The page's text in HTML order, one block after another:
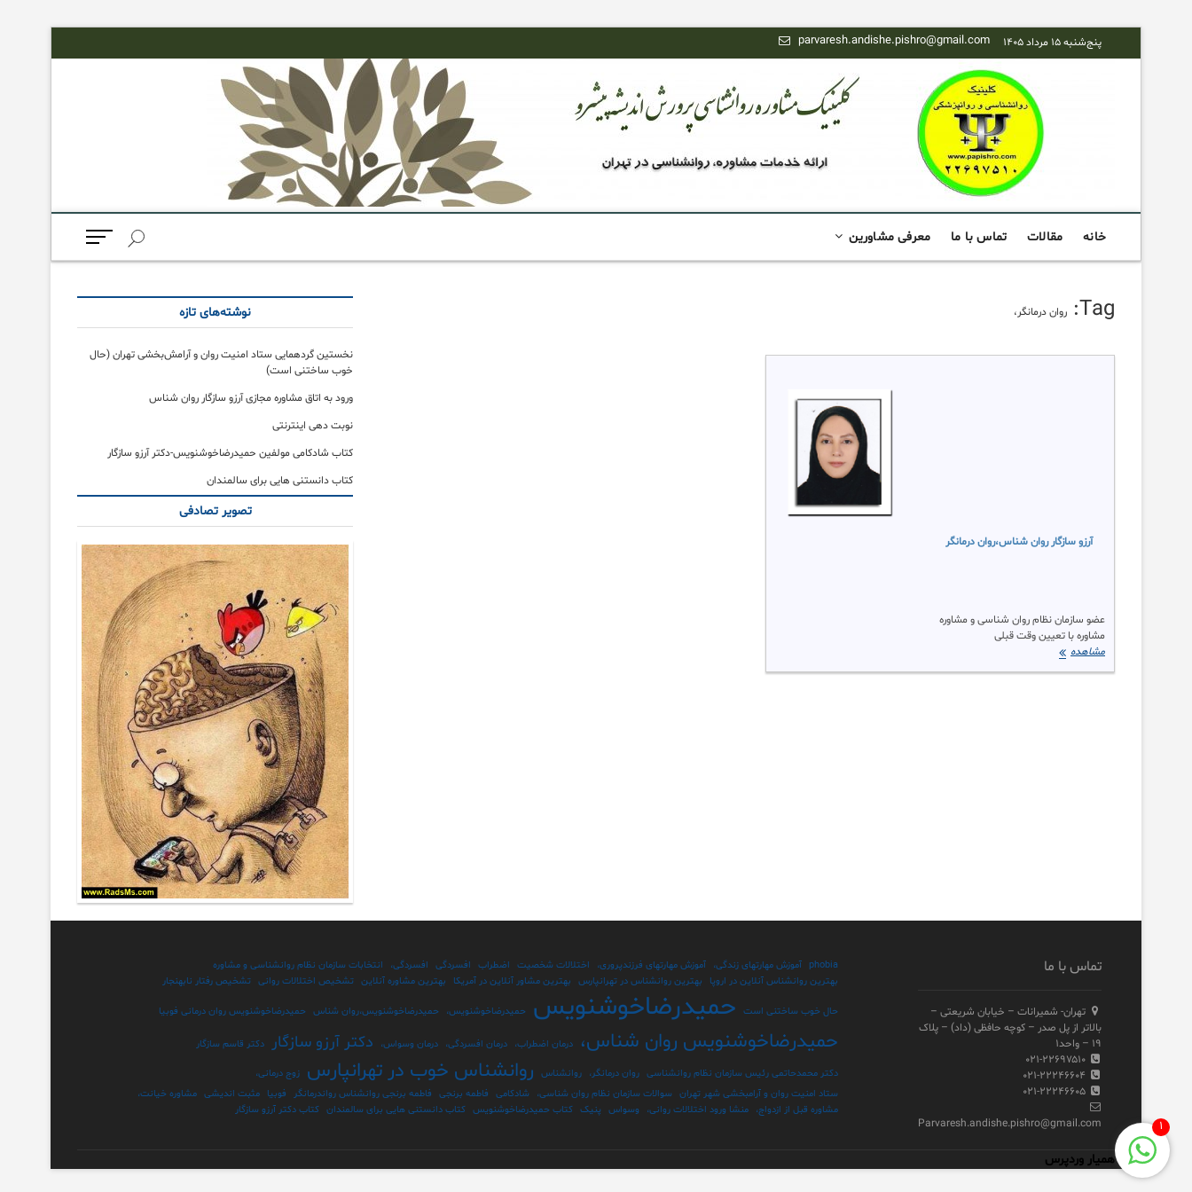
پنج‌شنبه ۱۵ مرداد ۱۴۰۵ parvaresh.andishe.pishro@gmail.com
خانه مقالات تماس با ما معرفی مشاورین
M
B
Tag: روان درمانگر،
آرزو سازگار روان شناس،روان درمانگر
زوج
درمانی،
مشاوره خیانت،
قبل از ازدواج،
عضو سازمان نظام روان شناسی و مشاوره
مشاوره با تعیین وقت قبلی
مشاهده آرزو
نوشته‌های تازه
نخستین گردهمایی ستاد امنیت روان و آرامش‌بخشی تهران (حال
خوب ساختنی است)
ورود به اتاق مشاوره مجازی آرزو سازگار روان شناس
نوبت دهی اینترنتی
کتاب شادکامی مولفین حمیدرضاخوشنویس-دکتر آرزو سازگار
کتاب دانستنی هایی برای سالمندان
تصویر تصادفی
تماس با ما
تهران- شمیرانات – خیابان شریعتی –
بالاتر از پل صدر – کوچه حافظی (داد) – پلاک
۱۹ – واحد۱
Parvaresh.andishe.pishro@gmail.com
phobia آموزش مهارتهای زندگی، آموزش مهارتهای فرزندپروری، اختلالات شخصیت اضطراب افسردگی افسردگی،
انتخابات سازمان نظام روانشناسی و مشاوره
بهترین روانشناس آنلاین در اروپا
بهترین روانشناس در تهرانپارس بهترین مشاور آنلاین در آمریکا بهترین مشاوره آنلاین تشخیص اختلالات روانی تشخیص رفتار نابهنجار
حال خوب ساختنی است حمیدرضاخوشنویس حمیدرضاخوشنویس، حمیدرضاخوشنویس،روان شناس حمیدرضاخوشنویس روان درمانی فوبیا
حمیدرضاخوشنویس روان شناس، درمان اضطراب، درمان افسردگی، درمان وسواس، دکتر آرزو سازگار دکتر قاسم سازگار
دکتر محمدحاتمی رئیس سازمان نظام روانشناسی روان درمانگر، روانشناس روانشناس خوب در تهرانپارس زوج درمانی،
ستاد امنیت روان و آرامبخشی شهر تهران سوالات سازمان نظام روان شناسی، شادکامی فاطمه برنجی فاطمه برنجی روانشناس رواندرمانگر فوبیا مثبت اندیشی مشاوره خیانت،
مشاوره قبل از ازدواج، منشا ورود اختلالات روانی، وسواس پنیک کتاب حمیدرضاخوشنویس کتاب دانستنی هایی برای سالمندان کتاب دکتر آرزو سازگار
همیار وردپرس
۱